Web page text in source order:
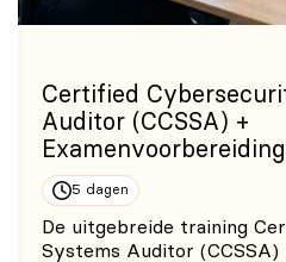
Certified
Auditor (CCSSA) +
5 dagen
De uitgebreide training
Systems Auditor (CCSSA)